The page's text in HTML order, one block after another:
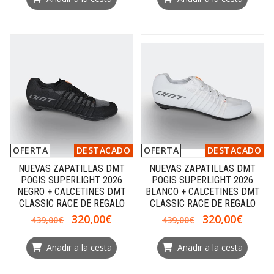
OFERTA
DESTACADO
NUEVAS ZAPATILLAS DMT
POGIS SUPERLIGHT 2026
NEGRO + CALCETINES DMT
CLASSIC RACE DE REGALO
439,00€
320,00€
Añadir a la cesta
OFERTA
DESTACADO
NUEVAS ZAPATILLAS DMT
POGIS SUPERLIGHT 2026
BLANCO + CALCETINES DMT
CLASSIC RACE DE REGALO
439,00€
320,00€
Añadir a la cesta